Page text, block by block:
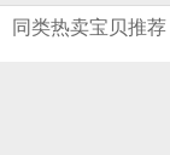
同类热卖宝贝推荐